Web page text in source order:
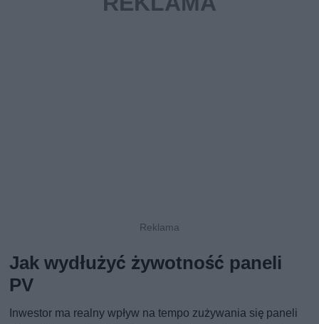
Jak wydłużyć żywotność paneli
PV
Inwestor ma realny wpływ na tempo zużywania się paneli